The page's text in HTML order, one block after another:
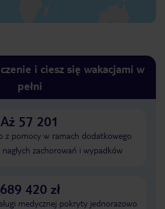
i ciesz się wakacjami w
pełni
Aż 57 201
z pomocy w ramach dodatkowego
zachorowań i wypadków
689 420 zł
medycznej pokryty jednorazowo